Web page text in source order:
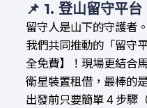
📌 1. 登山留守平
留守人是山下的守護者。
我們共同推動的「留守
全免費】！現場更結合
衛星裝置租借，最棒的
出發前只要簡單 4 步驟